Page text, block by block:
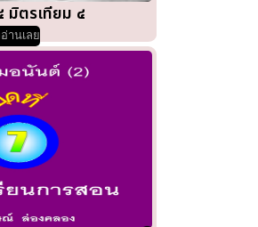
มิตรเทียม ๔
านเลย